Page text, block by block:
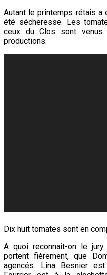
Autant le printemps rétais a
été sécheresse. Les
ceux du Clos sont venus
productions.
Dix huit tomates sont en
A quoi reconnaît-on le
portent fièrement, que
agencés. Lina Besnier